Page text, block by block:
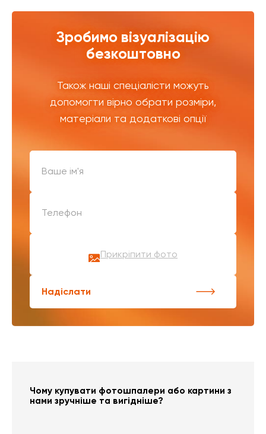
Зробимо візуалізацію
безкоштовно
Також наші спеціалісти можуть
допомогти вірно обрати розміри,
матеріали та додаткові опції
Прикріпити фото
Надіслати
Чому купувати фотошпалери або картини з
нами зручніше та вигідніше?